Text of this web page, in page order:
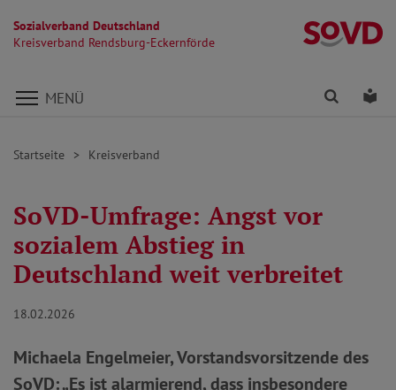
Sozialverband Deutschland
Kreisverband Rendsburg-Eckernförde
Direkt zu den Inhalten springen
MENÜ Finden
Startseite Kreisverband
SoVD-Umfrage: Angst vor
sozialem Abstieg in
Deutschland weit verbreitet
18.02.2026
Michaela Engelmeier, Vorstandsvorsitzende des
SoVD: „Es ist alarmierend, dass insbesondere